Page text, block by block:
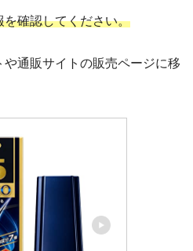
確認してください。
通販サイトの販売ページに移